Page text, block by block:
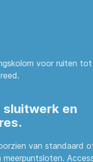
voor ruiten
sluitwerk en
van standaard
meerpuntsloten.